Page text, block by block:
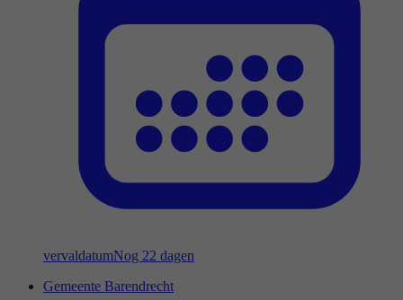
vervaldatumNog 22 dagen
Gemeente Barendrecht